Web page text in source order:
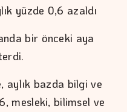
yüzde 0,6 azaldı
bir önceki aya
aylık bazda bilgi ve
mesleki, bilimsel ve